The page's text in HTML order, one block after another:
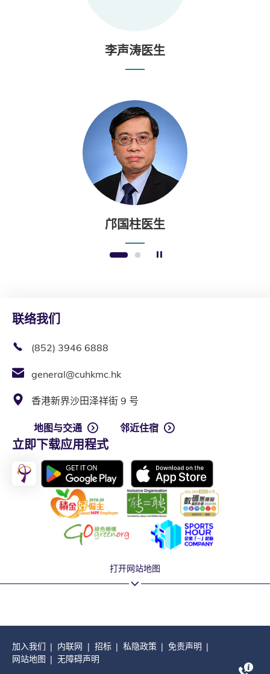
李声涛医生
邝国柱医生
1 2
联络我们
(852) 3946 6888
general@cuhkmc.hk
香港新界沙田泽祥街 9 号
地图与交通 邻近住宿
立即下载应用程式
打开网站地图
加入我们 内联网 招标 私隐政策
免责声明
网站地图
无障碍声明